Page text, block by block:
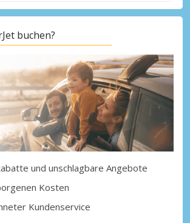
buchen?
und unschlagbare Angebote
Kosten
Kundenservice
Sie Zugang zu exklusiven
Mit eLink anmelden